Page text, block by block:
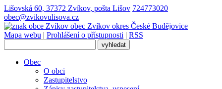
Lišovská 60, 37372 Zvíkov, pošta Lišov 724773020
obec@zvikovulisova.cz
obec Zvíkov okres České Budějovice
Mapa webu | Prohlášení o přístupnosti | RSS
Obec
O obci
Zastupitelstvo